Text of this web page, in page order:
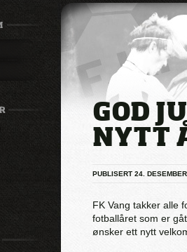
GOD
NYTT
PUBLISERT 24.
FK Vang takker alle
fotballåret som er
ønsker ett nytt